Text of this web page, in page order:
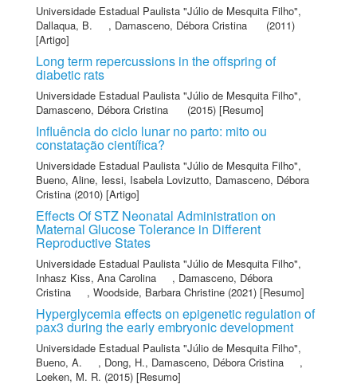
Universidade Estadual Paulista "Júlio de Mesquita Filho",
Dallaqua, B.
, Damasceno, Débora Cristina
(2011)
[Artigo]
Long term repercussions in the offspring of
diabetic rats
Universidade Estadual Paulista "Júlio de Mesquita Filho",
Damasceno, Débora Cristina
(2015) [Resumo]
Influência do ciclo lunar no parto: mito ou
constatação científica?
Universidade Estadual Paulista "Júlio de Mesquita Filho",
Bueno, Aline, Iessi, Isabela Lovizutto, Damasceno, Débora
Cristina (2010) [Artigo]
Effects Of STZ Neonatal Administration on
Maternal Glucose Tolerance in Different
Reproductive States
Universidade Estadual Paulista "Júlio de Mesquita Filho",
Inhasz Kiss, Ana Carolina
, Damasceno, Débora
Cristina
, Woodside, Barbara Christine (2021) [Resumo]
Hyperglycemia effects on epigenetic regulation of
pax3 during the early embryonic development
Universidade Estadual Paulista "Júlio de Mesquita Filho",
Bueno, A.
, Dong, H., Damasceno, Débora Cristina
,
Loeken, M. R. (2015) [Resumo]